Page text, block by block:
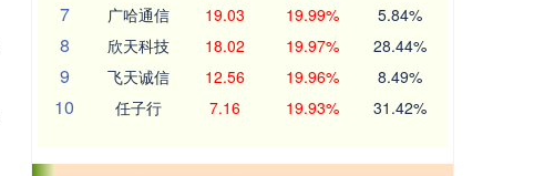
7 广哈通信 19.03 19.99% 5.84%
8 欣天科技 18.02 19.97% 28.44%
9 飞天诚信 12.56 19.96% 8.49%
10 任子行 7.16 19.93% 31.42%